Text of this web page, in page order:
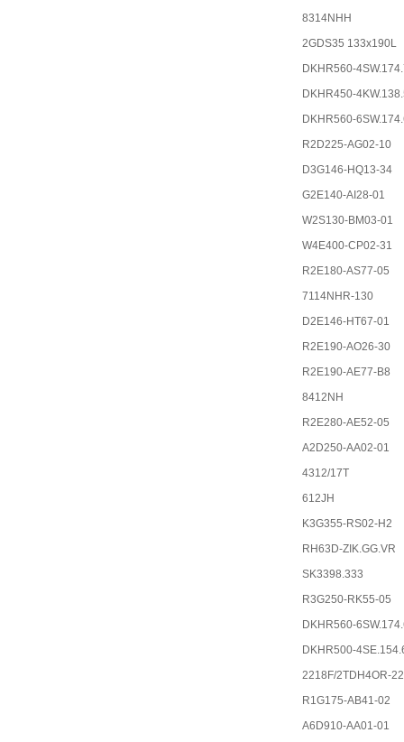
8314NHH
2GDS35 133x190L
DKHR560-
DKHR450-
DKHR560-
R2D225-AG02-10
D3G146-HQ13-34
G2E140-AI28-01
W2S130-BM03-01
W4E400-CP02-31
R2E180-AS77-05
7114NHR-130
D2E146-HT67-01
R2E190-AO26-30
R2E190-AE77-B8
8412NH
R2E280-AE52-05
A2D250-AA02-01
4312/17T
612JH
K3G355-RS02-H2
RH63D-ZIK.GG.VR
SK3398.333
R3G250-RK55-05
DKHR560-
DKHR500-
2218F/2TDH4OR-
R1G175-AB41-02
A6D910-AA01-01